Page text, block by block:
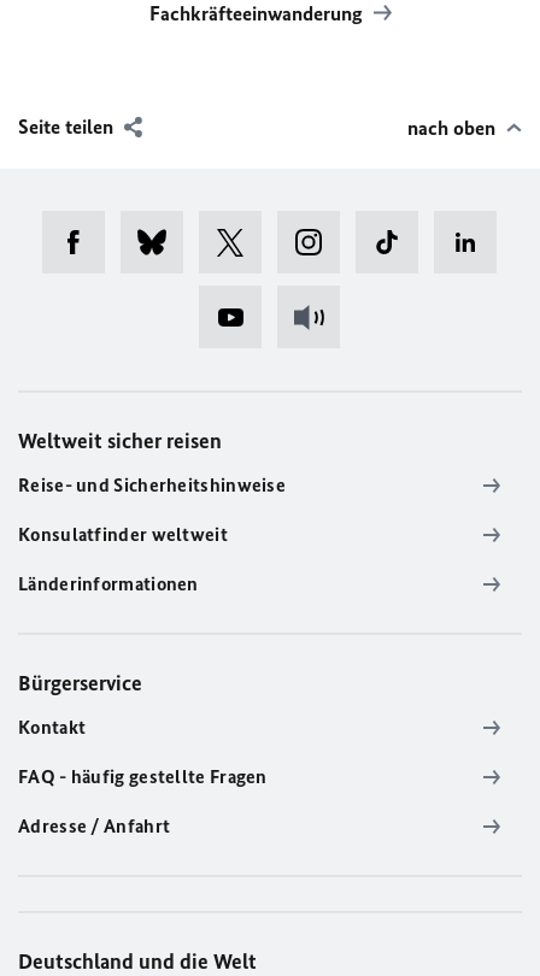
Fachkräfteeinwanderung
Seite teilen nach oben
Weltweit sicher reisen
Reise- und Sicherheitshinweise
Konsulatfinder weltweit
Länderinformationen
Bürgerservice
Kontakt
FAQ - häufig gestellte Fragen
Adresse / Anfahrt
Deutschland und die Welt